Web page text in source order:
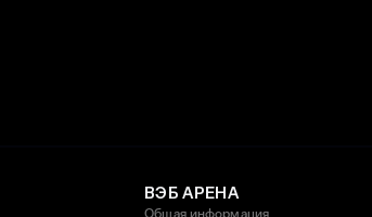
ВЭБ АРЕНА